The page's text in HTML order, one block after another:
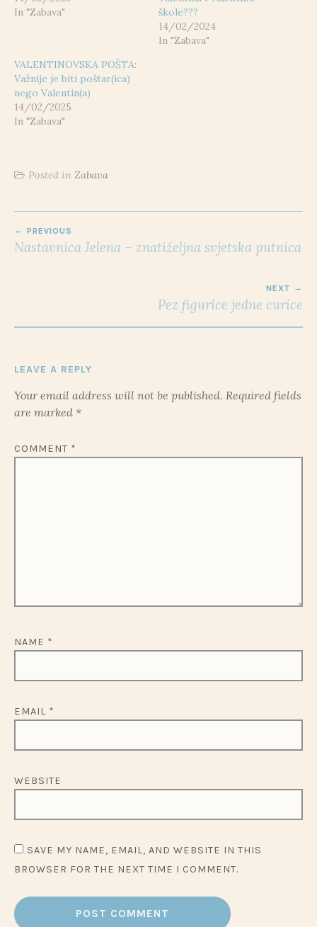
In "Zabava"
škole???
14/02/2024
In "Zabava"
VALENTINOVSKA POŠTA:
Važnije je biti poštar(ica)
nego Valentin(a)
14/02/2025
In "Zabava"
Posted in Zabava
NAVIGATION
PREVIOUS
Nastavnica Jelena – znatiželjna svjetska putnica
NEXT
Pez figurice jedne curice
LEAVE A REPLY
Your email address will not be published. Required fields
are marked *
COMMENT *
NAME *
EMAIL *
WEBSITE
SAVE MY NAME, EMAIL, AND WEBSITE IN THIS
BROWSER FOR THE NEXT TIME I COMMENT.